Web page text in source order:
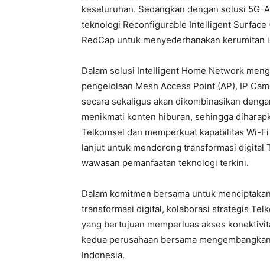
keseluruhan. Sedangkan dengan solusi 5G-
teknologi Reconfigurable Intelligent Surface
RedCap untuk menyederhanakan
Dalam solusi Intelligent Home Network
pengelolaan Mesh Access Point (AP), IP
secara sekaligus akan dikombinasikan
menikmati konten hiburan, sehingga
Telkomsel dan memperkuat kapabilitas Wi-
lanjut untuk mendorong transformasi digital
wawasan pemanfaatan teknologi terkini.
Dalam komitmen bersama untuk
transformasi digital, kolaborasi strategis
yang bertujuan memperluas akses
kedua perusahaan bersama
Indonesia.